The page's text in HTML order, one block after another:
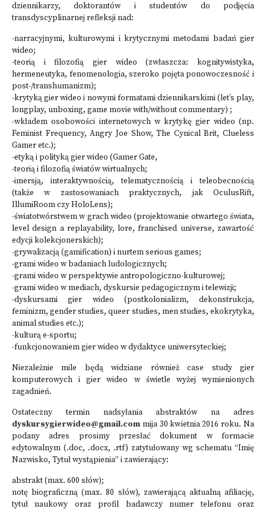
dziennikarzy, doktorantów i studentów do podjęcia
transdyscyplinarnej refleksji nad:
-narracyjnymi, kulturowymi i krytycznymi metodami badań gier
wideo;
-teorią i filozofią gier wideo (zwłaszcza: kognitywistyka,
hermeneutyka, fenomenologia, szeroko pojęta ponowoczesność i
post-/transhumanizm);
-krytyką gier wideo i nowymi formatami dziennikarskimi (let’s play,
longplay, unboxing, game movie with/without commentary) ;
-wkładem osobowości internetowych w krytykę gier wideo (np.
Feminist Frequency, Angry Joe Show, The Cynical Brit, Clueless
Gamer etc.);
-etyką i polityką gier wideo (Gamer Gate,
-teorią i filozofią światów wirtualnych;
-imersją, interaktywnością, telematycznością i teleobecnością
(także w zastosowaniach praktycznych, jak OculusRift,
IllumiRoom czy HoloLens);
-światotwórstwem w grach wideo (projektowanie otwartego świata,
level design a replayability, lore, franchised universe, zawartość
edycji kolekcjonerskich);
-grywalizacją (gamification) i nurtem serious games;
-grami wideo w badaniach ludologicznych;
-grami wideo w perspektywie antropologiczno-kulturowej;
-grami wideo w mediach, dyskursie pedagogicznym i telewizji;
-dyskursami gier wideo (postkolonializm, dekonstrukcja,
feminizm, gender studies, queer studies, men studies, ekokrytyka,
animal studies etc.);
-kulturą e-sportu;
-funkcjonowaniem gier wideo w dydaktyce uniwersyteckiej;
Niezależnie mile będą widziane również case study gier
komputerowych i gier wideo w świetle wyżej wymienionych
zagadnień.
Ostateczny termin nadsyłania abstraktów na adres
dyskursygierwideo@gmail.com mija 30 kwietnia 2016 roku. Na
podany adres prosimy przesłać dokument w formacie
edytowalnym (.doc, .docx, .rtf) zatytułowany wg schematu “Imię
Nazwisko, Tytuł wystąpienia” i zawierający:
abstrakt (max. 600 słów);
notę biograficzną (max. 80 słów), zawierającą aktualną afiliację,
tytuł naukowy oraz profil badawczy numer telefonu oraz